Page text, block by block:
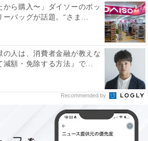
ーパーDEALとは？
、全国各地の人気ホテルや旅館を
クで予約できるイベント。楽天IDを
対象のプランを予約し、実際に宿
宿泊料金の30～40％が楽天ポイント
得に宿泊したい人は、日々更新され
見逃しなく！
から購入〜」ダイソーのポッ
バッグが話題。“さま...
の人は、消費者金融が教えな
額・免除する方法』で...
Recommended by